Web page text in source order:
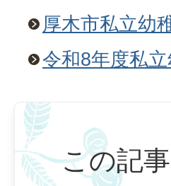
厚木市私立幼
令和8年度私
この記